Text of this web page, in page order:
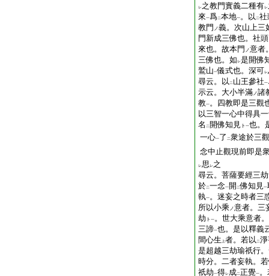
レ之教門實義二種有レ
來一爲二本地一。以 二社
教門 ノ義。次山上三
門新成三佛也。社頭
來也。故本門 ノ意者
三佛也。如 レ是開佛
鷲山一儀式也。深可レ
尋云。以 二 山王參社一
示云。大小半滿ノ諸
教一。四教即是三觀
以三智一心中得具
名 二 開佛知見 ト 一也。
一心一了 二衆途於三觀
念中止觀現前即是
レ思 レ之
尋云。菩薩要經三
於二一念一開 二佛知見一
執一。迷妄之時者三
所以小乘 ノ意者。三
劫 ト 一。世大乘意者
三諦一也。是以釋義
間心生
上者。若以 二
是超越三劫瑜祇行
時分。二者妄執。
祇劫一得レ成二正覺一